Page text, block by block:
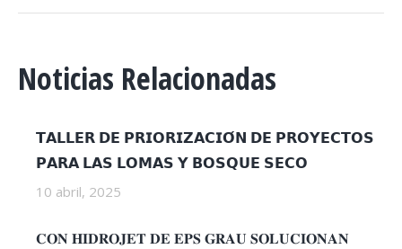
Noticias Relacionadas
𝗧𝗔𝗟𝗟𝗘𝗥 𝗗𝗘 𝗣𝗥𝗜𝗢𝗥𝗜𝗭𝗔𝗖𝗜𝗢́𝗡 𝗗𝗘 𝗣𝗥𝗢𝗬𝗘𝗖𝗧𝗢𝗦
𝗣𝗔𝗥𝗔 𝗟𝗔𝗦 𝗟𝗢𝗠𝗔𝗦 𝗬 𝗕𝗢𝗦𝗤𝗨𝗘 𝗦𝗘𝗖𝗢
10 abril, 2025
𝐂𝐎𝐍 𝐇𝐈𝐃𝐑𝐎𝐉𝐄𝐓 𝐃𝐄 𝐄𝐏𝐒 𝐆𝐑𝐀𝐔 𝐒𝐎𝐋𝐔𝐂𝐈𝐎𝐍𝐀𝐍